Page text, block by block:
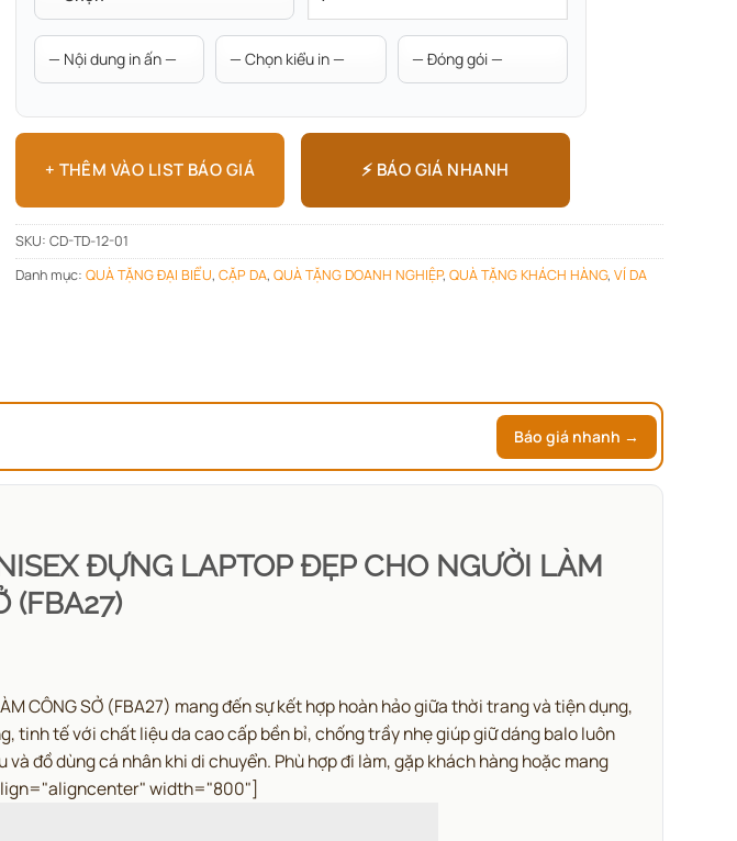
+ THÊM VÀO LIST BÁO GIÁ ⚡ BÁO GIÁ NHANH
SKU: CD-TD-12-01
Danh mục: QUÀ TẶNG ĐẠI BIỂU, CẶP DA, QUÀ TẶNG DOANH NGHIỆP, QUÀ TẶNG KHÁCH HÀNG, VÍ DA
Báo giá nhanh →
ĐỰNG LAPTOP ĐẸP CHO NGƯỜI LÀM
(FBA27)
CÔNG SỞ (FBA27) mang đến sự kết hợp hoàn hảo giữa thời trang và tiện dụng,
tinh tế với chất liệu da cao cấp bền bỉ, chống trầy nhẹ giúp giữ dáng balo luôn
đồ dùng cá nhân khi di chuyển. Phù hợp đi làm, gặp khách hàng hoặc mang
width="800"]